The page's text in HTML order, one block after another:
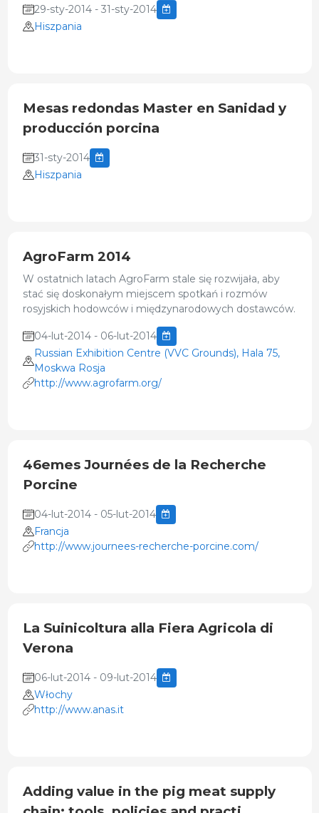
29-sty-2014 - 31-sty-2014
Hiszpania
Mesas redondas Master en Sanidad y
producción porcina
31-sty-2014
Hiszpania
AgroFarm 2014
W ostatnich latach AgroFarm stale się rozwijała, aby
stać się doskonałym miejscem spotkań i rozmów
rosyjskich hodowców i międzynarodowych dostawców.
04-lut-2014 - 06-lut-2014
Russian Exhibition Centre (VVC Grounds), Hala 75,
Moskwa Rosja
http://www.agrofarm.org/
46emes Journées de la Recherche
Porcine
04-lut-2014 - 05-lut-2014
Francja
http://www.journees-recherche-porcine.com/
La Suinicoltura alla Fiera Agricola di
Verona
06-lut-2014 - 09-lut-2014
Włochy
http://www.anas.it
Adding value in the pig meat supply